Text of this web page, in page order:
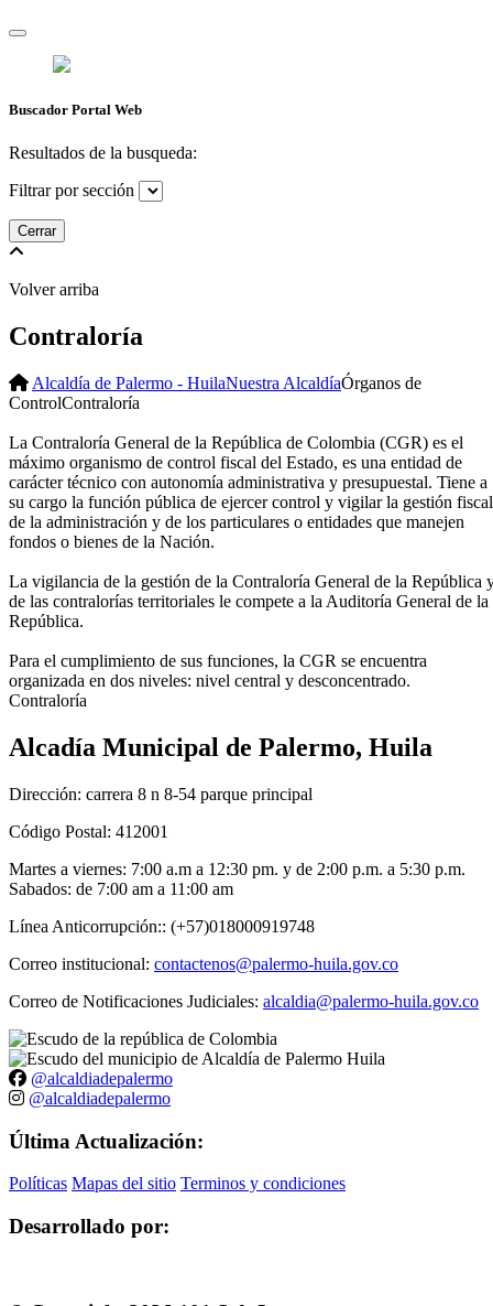
Buscador Portal Web
Resultados de la busqueda:
Filtrar por sección
Cerrar
Volver arriba
Contraloría
Alcaldía de Palermo - HuilaNuestra AlcaldíaÓrganos de
ControlContraloría
La Contraloría General de la República de Colombia (CGR) es el
máximo organismo de control fiscal del Estado, es una entidad de
carácter técnico con autonomía administrativa y presupuestal. Tiene a
su cargo la función pública de ejercer control y vigilar la gestión fiscal
de la administración y de los particulares o entidades que manejen
fondos o bienes de la Nación.
La vigilancia de la gestión de la Contraloría General de la República
de las contralorías territoriales le compete a la Auditoría General de la
República.
Para el cumplimiento de sus funciones, la CGR se encuentra
organizada en dos niveles: nivel central y desconcentrado​​.
​Con​traloría
Alcadía Municipal de Palermo, Huila
Dirección: carrera 8 n 8-54 parque principal
Código Postal: 412001
Martes a viernes: 7:00 a.m a 12:30 pm. y de 2:00 p.m. a 5:30 p.m.
Sabados: de 7:00 am a 11:00 am
Línea Anticorrupción:: (+57)018000919748
Correo institucional: contactenos@palermo-huila.gov.co
Correo de Notificaciones Judiciales: alcaldia@palermo-huila.gov.co
@alcaldiadepalermo
@alcaldiadepalermo
Última Actualización:
Políticas Mapas del sitio Terminos y condiciones
Desarrollado por: